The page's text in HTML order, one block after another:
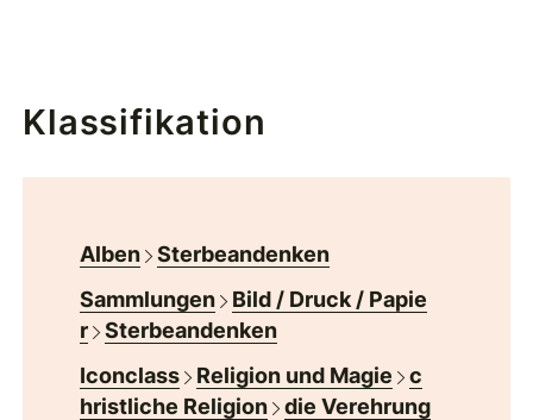
Klassifikation
Alben
Sterbeandenken
Sammlungen
Bild / Druck / Papie
r
Sterbeandenken
Iconclass
Religion und Magie
c
hristliche Religion
die Verehrung